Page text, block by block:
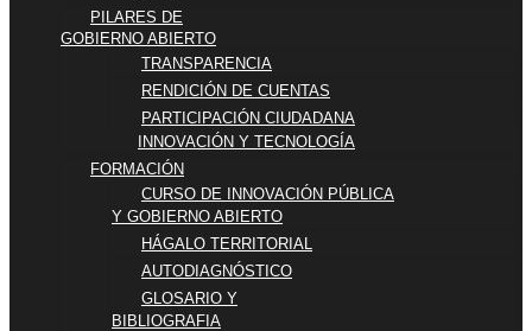
PILARES DE
GOBIERNO ABIERTO
TRANSPARENCIA
RENDICIÓN DE CUENTAS
PARTICIPACIÓN CIUDADANA
INNOVACIÓN Y TECNOLOGÍA
FORMACIÓN
CURSO DE INNOVACIÓN PÚBLICA
Y GOBIERNO ABIERTO
HÁGALO TERRITORIAL
AUTODIAGNÓSTICO
GLOSARIO Y
BIBLIOGRAFIA